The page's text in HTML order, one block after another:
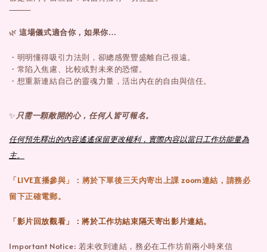
⸻
🌿 這場儀式適合你，如果你…
・明明懂得吸引力法則，卻總感覺豐盛離自己很遠。
・常陷入焦慮、比較或對未來的恐懼。
・想重新連結自己的靈魂力量，活出內在的自由與信任。
✨ 只需一顆敞開的心，任何人皆可報名。
任何預先釋出的內容遙遙保留更改權利，實際內容以當日工作坊能量為
主。
「LIVE直播參與」：將於下單後三天內寄出上課 zoom連結，請務必
留下正確電郵。
「影片回放觀看」：將於工作坊結束隔天寄出影片連結。
Important Notice: 若未收到連結，務必在工作坊前兩小時來信